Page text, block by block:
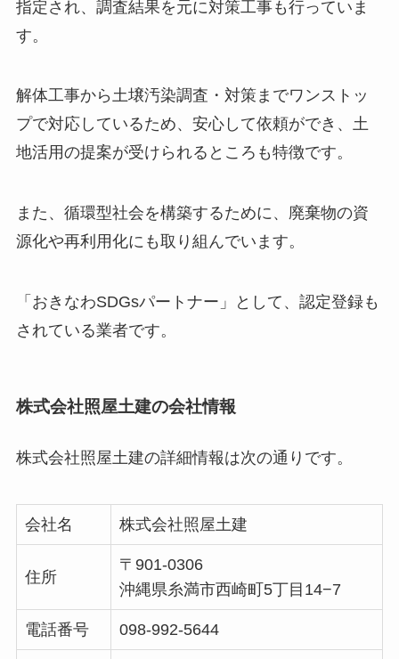
指定され、調査結果を元に対策工事も行っていま
す。
解体工事から土壌汚染調査・対策までワンストッ
プで対応しているため、安心して依頼ができ、土
地活用の提案が受けられるところも特徴です。
また、循環型社会を構築するために、廃棄物の資
源化や再利用化にも取り組んでいます。
「おきなわSDGsパートナー」として、認定登録も
されている業者です。
株式会社照屋土建の会社情報
株式会社照屋土建の詳細情報は次の通りです。
会社名 株式会社照屋土建
住所
〒901-0306
沖縄県糸満市西崎町5丁目14−7
電話番号 098-992-5644